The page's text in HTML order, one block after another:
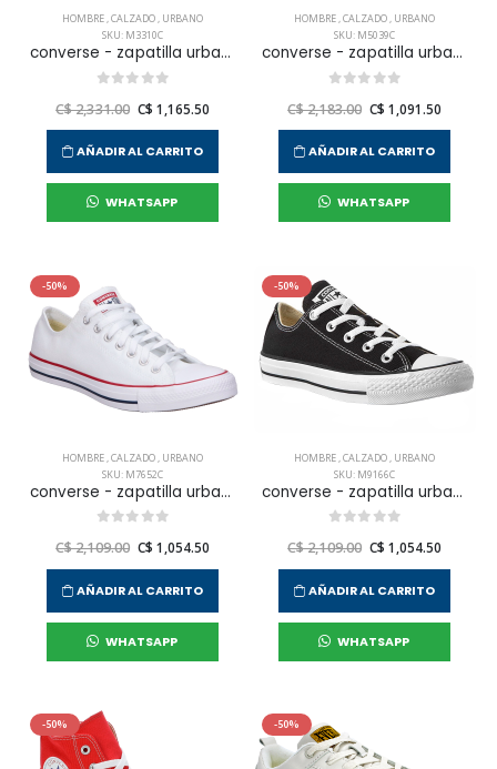
HOMBRE,CALZADO, URBANO
SKU: M3310C
converse - zapatilla urbana chuck taylor all star hi para hombre
C$ 2,331.00 C$ 1,165.50
AÑADIR AL CARRITO
WHATSAPP
HOMBRE,CALZADO, URBANO
SKU: M5039C
converse - zapatilla urbana chuck taylor all star core ox para hombre
C$ 2,183.00 C$ 1,091.50
AÑADIR AL CARRITO
WHATSAPP
-50%
HOMBRE,CALZADO, URBANO
SKU: M7652C
converse - zapatilla urbana chuck taylor all star core ox para mujer
C$ 2,109.00 C$ 1,054.50
AÑADIR AL CARRITO
WHATSAPP
-50%
HOMBRE,CALZADO, URBANO
SKU: M9166C
converse - zapatilla urbana chuck taylor all star para hombre
C$ 2,109.00 C$ 1,054.50
AÑADIR AL CARRITO
WHATSAPP
-50% -50%